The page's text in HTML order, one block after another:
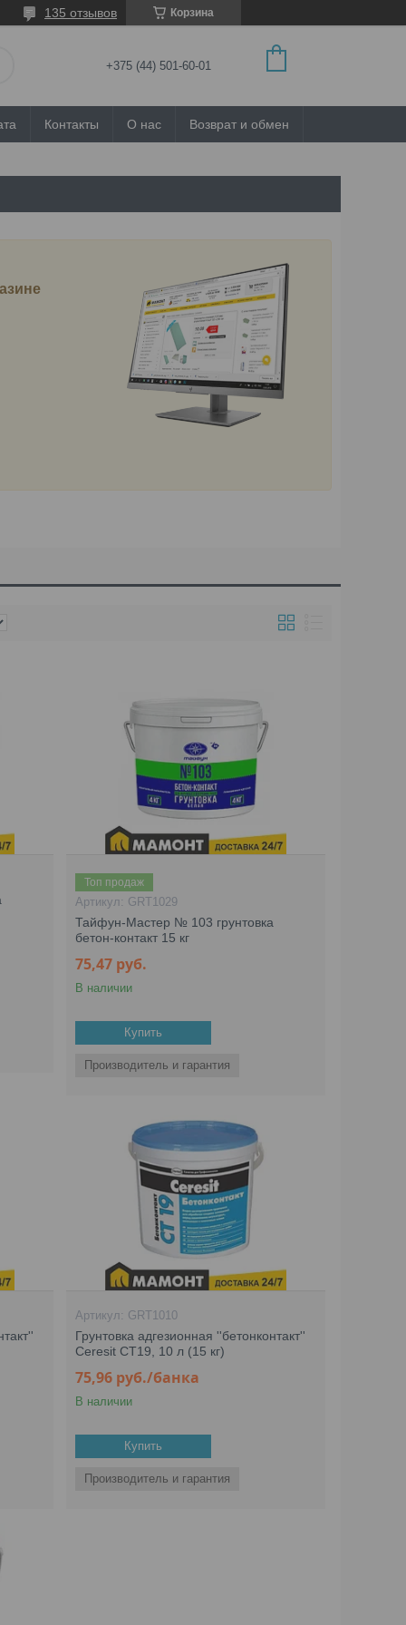
Корзина
135 отзывов
+375 (44) 501-60-01
Контакты О нас Возврат и обмен
Топ продаж
GRT1029
Тайфун-Мастер № 103 грунтовка
бетон-контакт 15 кг
75,47 руб.
В наличии
Купить
Производитель и гарантия
GRT1010
Грунтовка адгезионная ''бетонконтакт''
Ceresit CT19, 10 л (15 кг)
75,96 руб./банка
В наличии
Купить
Производитель и гарантия